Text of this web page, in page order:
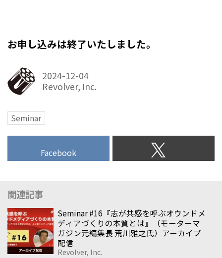
お申し込みは終了いたしました。
2024-12-04
Revolver, Inc.
Seminar
Facebook
関連記事
Seminar #16『志が共感を呼ぶオウンドメ
ディアづくりの本質とは』（モーターマ
ガジン元編集長 荒川雅之氏）アーカイブ
配信
Revolver, Inc.